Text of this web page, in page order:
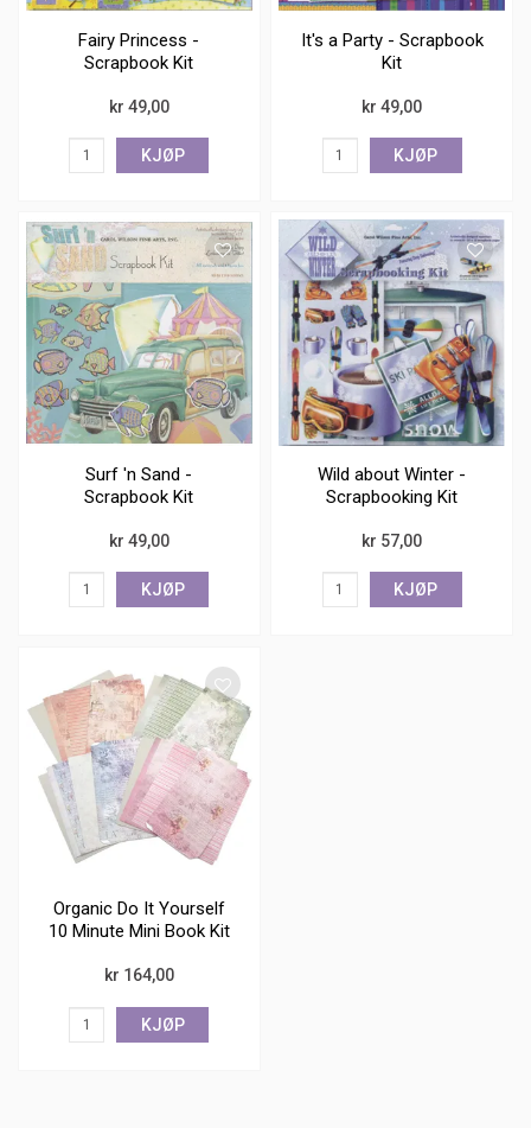
Fairy Princess -
Scrapbook Kit
kr 49,00
KJØP
It's a Party - Scrapbook
Kit
kr 49,00
KJØP
Surf 'n Sand -
Scrapbook Kit
kr 49,00
KJØP
Wild about Winter -
Scrapbooking Kit
kr 57,00
KJØP
Organic Do It Yourself
10 Minute Mini Book Kit
kr 164,00
KJØP